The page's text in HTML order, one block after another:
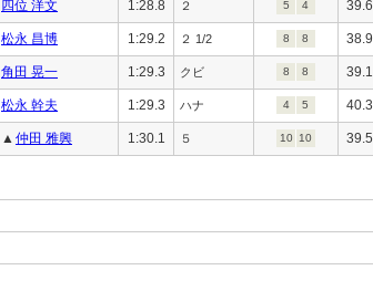
四位 洋文 1:28.8 ２ 5 4 39.6
松永 昌博 1:29.2 ２ 1/2 8 8 38.9
角田 晃一 1:29.3 クビ 8 8 39.1
松永 幹夫 1:29.3 ハナ 4 5 40.3
▲ 仲田 雅興 1:30.1 ５ 10 10 39.5